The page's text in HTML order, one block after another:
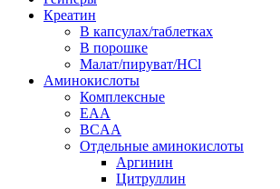
Креатин
В капсулах/таблетках
В порошке
Малат/пируват/HCl
Аминокислоты
Комплексные
EAA
BCAA
Отдельные аминокислоты
Аргинин
Цитруллин